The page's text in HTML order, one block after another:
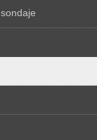
sondaje